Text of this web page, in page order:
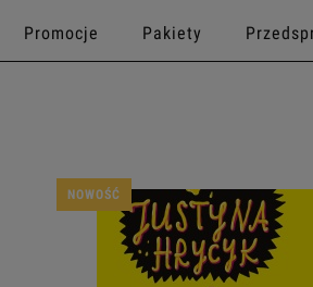
Promocje Pakiety
NOWOŚĆ